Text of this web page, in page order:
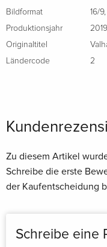
Bildformat
16/9,
Produktionsjahr
2019
Originaltitel
Ländercode
2
Zu diesem Artikel
Schreibe die erste
der Kaufentscheidung
Schreibe eine